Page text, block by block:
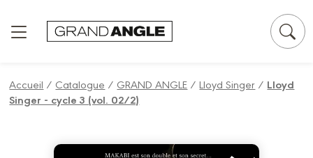
Accueil / Catalogue / GRAND ANGLE /Lloyd Singer / Lloyd
Singer - cycle 3 (vol. 02/2)